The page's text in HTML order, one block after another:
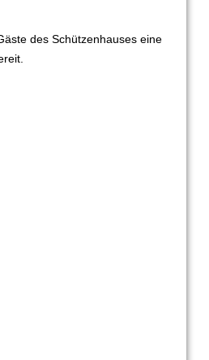
des Schützenhauses eine